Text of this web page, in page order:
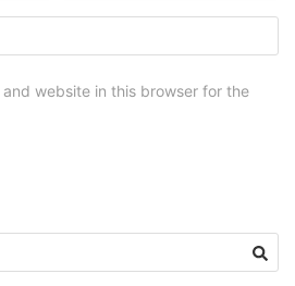
and website in this browser for the